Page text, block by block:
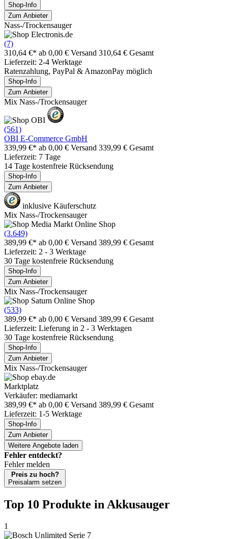
Shop-Info
Zum Anbieter
Nass-/Trockensauger
(7)
310,64 €* ab 0,00 € Versand 310,64 € Gesamt
Lieferzeit: 2-4 Werktage
Ratenzahlung, PayPal & AmazonPay möglich
Shop-Info
Zum Anbieter
Mix Nass-/Trockensauger
(561)
OBI E-Commerce GmbH
339,99 €* ab 0,00 € Versand 339,99 € Gesamt
Lieferzeit: 7 Tage
14 Tage kostenfreie Rücksendung
Shop-Info
Zum Anbieter
inklusive Käuferschutz
Mix Nass-/Trockensauger
(3.649)
389,99 €* ab 0,00 € Versand 389,99 € Gesamt
Lieferzeit: 2 - 3 Werktage
30 Tage kostenfreie Rücksendung
Shop-Info
Zum Anbieter
Mix Nass-/Trockensauger
(533)
389,99 €* ab 0,00 € Versand 389,99 € Gesamt
Lieferzeit: Lieferung in 2 - 3 Werktagen
30 Tage kostenfreie Rücksendung
Shop-Info
Zum Anbieter
Mix Nass-/Trockensauger
Marktplatz
Verkäufer: mediamarkt
389,99 €* ab 0,00 € Versand 389,99 € Gesamt
Lieferzeit: 1-5 Werktage
Shop-Info
Zum Anbieter
Weitere Angebote laden
Fehler entdeckt?
Fehler melden
Preis zu hoch?
Preisalarm setzen
Top 10 Produkte in Akkusauger
1